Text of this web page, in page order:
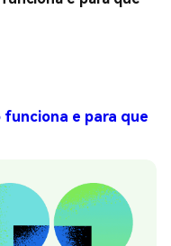
funciona e para que